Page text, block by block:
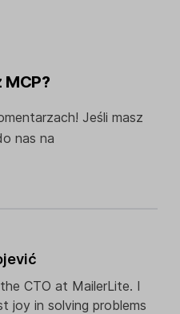
Jeśli masz
nas na
CTO at MailerLite. I
joy in solving problems